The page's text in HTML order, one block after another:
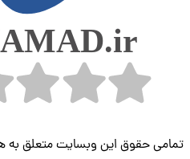
تمامی حقوق این وبسایت متعلق به